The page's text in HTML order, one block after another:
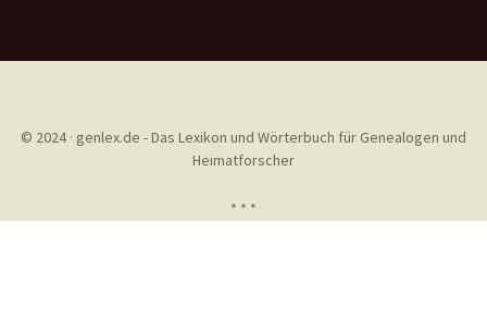
© 2024 · genlex.de - Das Lexikon und Wörterbuch für Genealogen und
Heimatforscher
* * *